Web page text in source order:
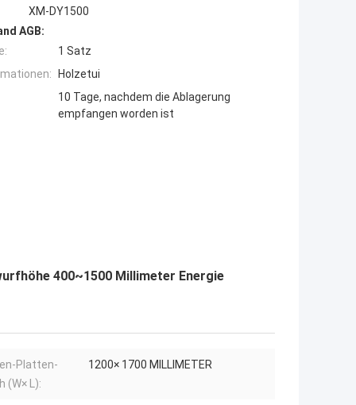
XM-DY1500
AGB:
1 Satz
Holzetui
10 Tage, nachdem die Ablagerung
empfangen worden ist
400~1500 Millimeter Energie
Platten-
(W× L):
1200× 1700 MILLIMETER